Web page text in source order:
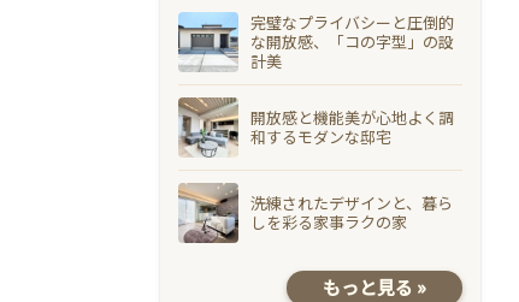
完璧なプライバシーと圧倒的
な開放感、「コの字型」の設
計美
開放感と機能美が心地よく調
和するモダンな邸宅
洗練されたデザインと、暮ら
しを彩る家事ラクの家
もっと見る »